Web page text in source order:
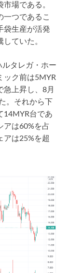
場である。
一つであるこ
袋生産が活発
ていた。
ルタレガ・ホー
ック前は5MYR
急上昇し、8月
。それから下
14MYR台であ
アは60%を占
アは25%を超